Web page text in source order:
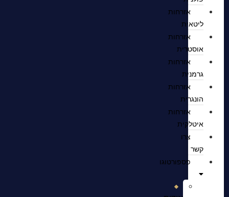
אזרחות
ליטאית
אזרחות
אוסטרית
אזרחות
גרמנית
אזרחות
הונגרית
אזרחות
איטלקית
צרו
קשר
פספורטוגו